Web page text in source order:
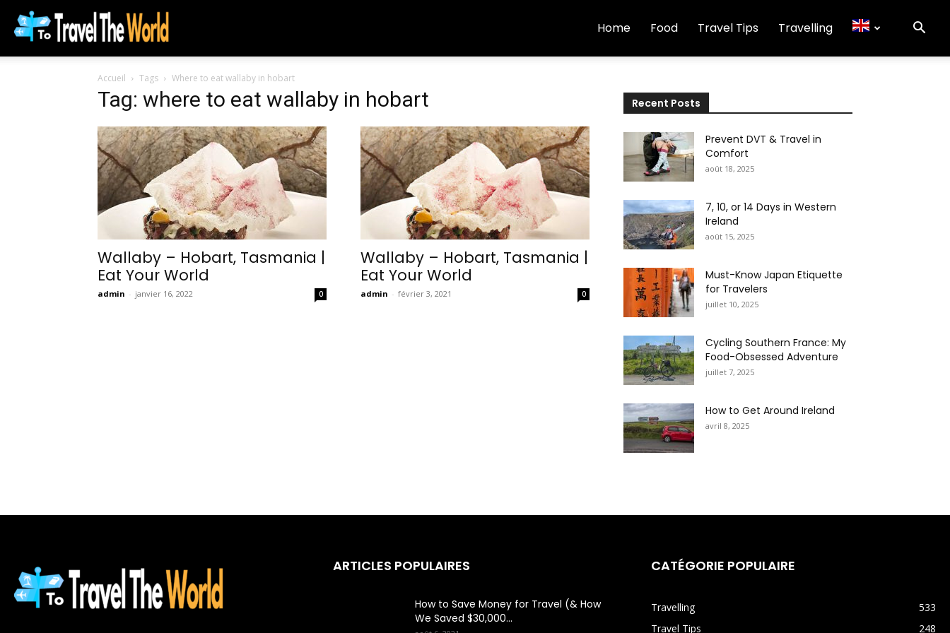
Travel
The
World
Home Food Travel Tips Travelling
Accueil Tags Where to eat wallaby in hobart
Tag: where to eat wallaby in hobart
Wallaby – Hobart, Tasmania |
Eat Your World
admin - janvier 16, 2022 0
Wallaby – Hobart, Tasmania |
Eat Your World
admin - février 3, 2021 0
Recent Posts
Prevent DVT & Travel in
Comfort
août 18, 2025
7, 10, or 14 Days in Western
Ireland
août 15, 2025
Must-Know Japan Etiquette
for Travelers
juillet 10, 2025
Cycling Southern France: My
Food-Obsessed Adventure
juillet 7, 2025
How to Get Around Ireland
avril 8, 2025
ARTICLES POPULAIRES
How to Save Money for Travel (& How
We Saved $30,000...
CATÉGORIE POPULAIRE
Travelling
533
Travel Tips
248